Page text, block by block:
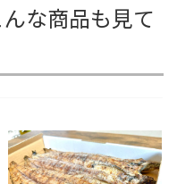
な商品も見て